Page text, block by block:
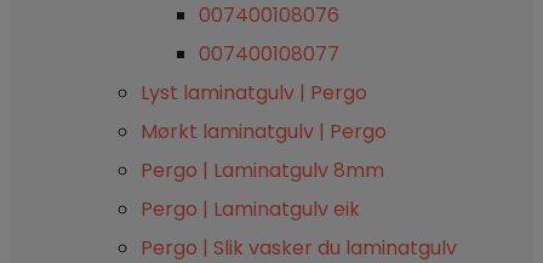
007400108076
007400108077
Lyst laminatgulv | Pergo
Mørkt laminatgulv | Pergo
Pergo | Laminatgulv 8mm
Pergo | Laminatgulv eik
Pergo | Slik vasker du laminatgulv